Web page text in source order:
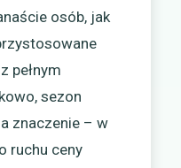
osób, jak
pełnym
sezon
znaczenie – w
ruchu ceny